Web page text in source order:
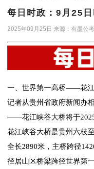
每日时政：9月25
2025年09月25日 来源：有墨公
一、世界第一高桥——花
记者从贵州省政府新闻办
——花江峡谷大桥将于2025
花江峡谷大桥是贵州六枝
全长2890米，主桥跨径
径居山区桥梁跨径世界第